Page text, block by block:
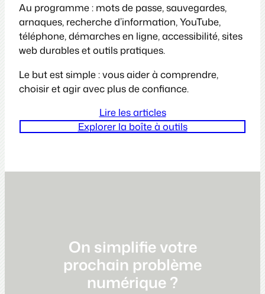
Au programme : mots de passe, sauvegardes,
arnaques, recherche d’information, YouTube,
téléphone, démarches en ligne, accessibilité, sites
web durables et outils pratiques.
Le but est simple : vous aider à comprendre,
choisir et agir avec plus de confiance.
Lire les articles
Explorer la boîte à outils
On simplifie votre
prochain problème
numérique ?